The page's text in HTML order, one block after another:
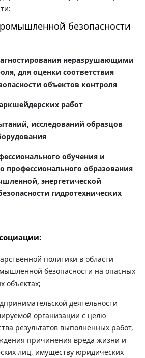
безопасности
неразрушающими
для оценки соответствия
объектов контроля
работ
исследований образцов
обучения и
профессионального образования
энергетической
гидротехнических
политики в области
безопасности на опасных
объектах;
деятельности
организации с целю
результатов выполненных работ,
причинения вреда жизни и
лиц, имуществу юридических